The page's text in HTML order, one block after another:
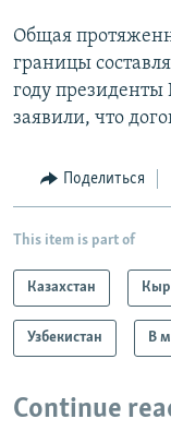
Общая
границы
году
заявили, что
Поделиться
This item is part of
Казахстан
Узбекистан В
Continue